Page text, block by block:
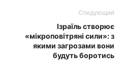
Следующий
Ізраїль створює
«мікроповітряні сили»: з
якими загрозами вони
будуть боротись